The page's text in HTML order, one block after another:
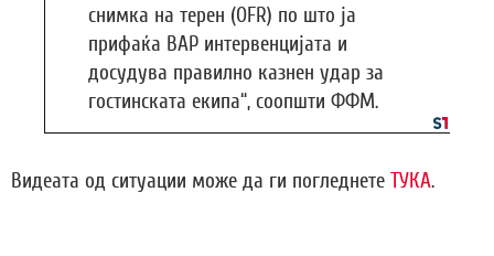
снимка на терен (OFR) по што ја
прифаќа ВАР интервенцијата и
досудува правилно казнен удар за
гостинската екипа“, соопшти ФФМ.
Видеата од ситуации може да ги погледнете ТУКА.